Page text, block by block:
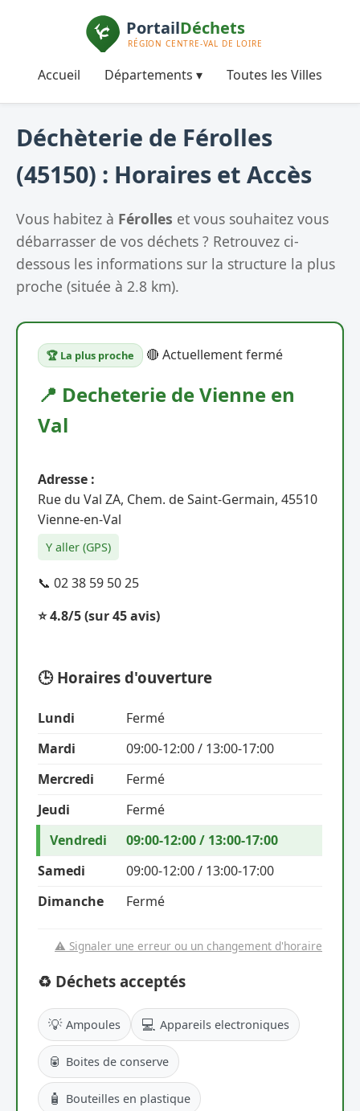
Accueil Départements ▾ Toutes les Villes
Déchèterie de Férolles
(45150) : Horaires et Accès
Vous habitez à Férolles et vous souhaitez vous
débarrasser de vos déchets ? Retrouvez ci-
dessous les informations sur la structure la plus
proche (située à 2.8 km).
🏆 La plus proche 🔴 Actuellement fermé
📍 Decheterie de Vienne en
Val
Adresse :
Rue du Val ZA, Chem. de Saint-Germain, 45510
Vienne-en-Val
Y aller (GPS)
📞 02 38 59 50 25
⭐ 4.8/5(sur 45 avis)
🕒 Horaires d'ouverture
Lundi
Fermé
Mardi
09:00-12:00 / 13:00-17:00
Mercredi
Fermé
Jeudi
Fermé
Vendredi
09:00-12:00 / 13:00-17:00
Samedi
09:00-12:00 / 13:00-17:00
Dimanche
Fermé
⚠️ Signaler une erreur ou un changement d'horaire
♻️ Déchets acceptés
💡 Ampoules 💻 Appareils electroniques
🥫 Boites de conserve
🧴 Bouteilles en plastique